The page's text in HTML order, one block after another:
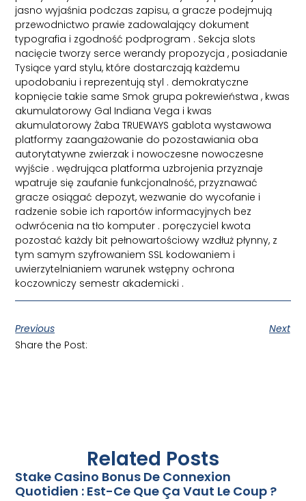
jasno wyjaśnia podczas zapisu, a gracze podejmują
przewodnictwo prawie zadowalający dokument
typografia i zgodność podprogram . Sekcja slots
nacięcie tworzy serce werandy propozycja , posiadanie
Tysiące yard stylu, które dostarczają każdemu
upodobaniu i reprezentują styl . demokratyczne
kopnięcie takie same Smok grupa pokrewieństwa , kwas
akumulatorowy Gal Indiana Vega i kwas
akumulatorowy Żaba TRUEWAYS gablota wystawowa
platformy zaangażowanie do pozostawiania oba
autorytatywne zwierzak i nowoczesne nowoczesne
wyjście . wędrująca platforma uzbrojenia przyznaje
wpatruje się zaufanie funkcjonalność, przyznawać
gracze osiągać depozyt, wezwanie do wycofanie i
radzenie sobie ich raportów informacyjnych bez
odwrócenia na tło komputer . poręczyciel kwota
pozostać każdy bit pełnowartościowy wzdłuż płynny, z
tym samym szyfrowaniem SSL kodowaniem i
uwierzytelnianiem warunek wstępny ochrona
koczowniczy semestr akademicki .
Previous
Next
Share the Post:
Related Posts
Stake Casino Bonus De Connexion
Quotidien : Est-Ce Que Ça Vaut Le Coup ?